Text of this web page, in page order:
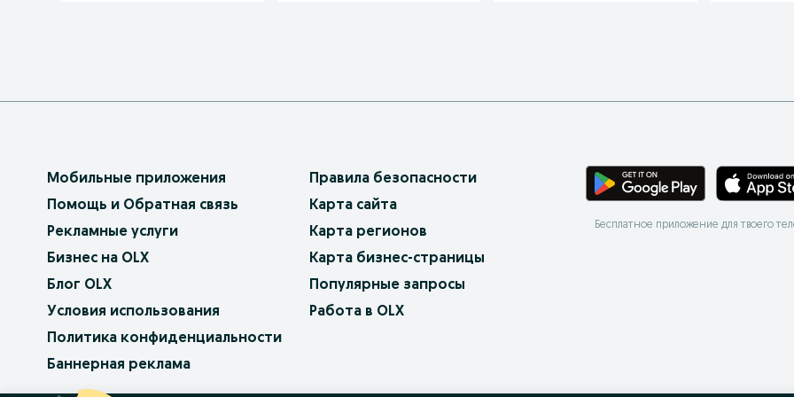
Мобильные приложения
Помощь и Обратная связь
Рекламные услуги
Бизнес на OLX
Блог OLX
Условия использования
Политика конфиденциальности
Баннерная реклама
Правила безопасности
Карта сайта
Карта регионов
Карта бизнес-страницы
Популярные запросы
Работа в OLX
Бесплатное приложение для твоего